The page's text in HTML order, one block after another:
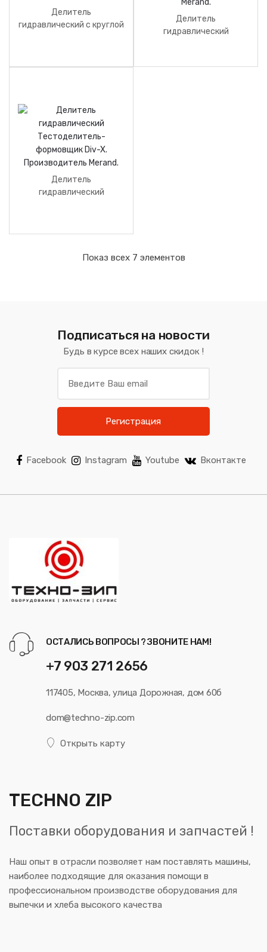
Делитель
гидравлический с круглой
Делитель
гидравлический
MERAND. Производитель
Делитель
гидравлический
Показ всех 7 элементов
Подписаться на новости
Будь в курсе всех наших скидок !
Регистрация
Facebook Instagram Youtube Вконтакте
ОСТАЛИСЬ ВОПРОСЫ ? ЗВОНИТЕ НАМ!
+7 903 271 2656
117405, Москва, улица Дорожная, дом 60б
dom@techno-zip.com
Открыть карту
TECHNO ZIP
Поставки оборудования и запчастей !
Наш опыт в отрасли позволяет нам поставлять машины,
наиболее подходящие для оказания помощи в
профессиональном производстве оборудования для
выпечки и хлеба высокого качества